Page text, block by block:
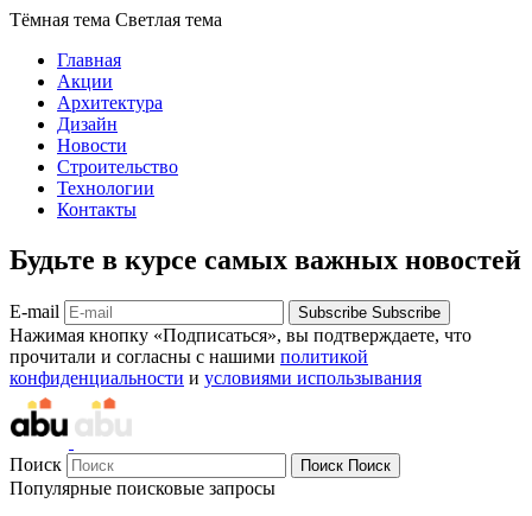
Тёмная тема Светлая тема
Главная
Акции
Архитектура
Дизайн
Новости
Строительство
Технологии
Контакты
Будьте в курсе самых важных новостей
E-mail Subscribe Subscribe
Нажимая кнопку «Подписаться», вы подтверждаете, что
прочитали и согласны с нашими политикой
конфиденциальности и условиями использывания
Поиск Поиск Поиск
Популярные поисковые запросы